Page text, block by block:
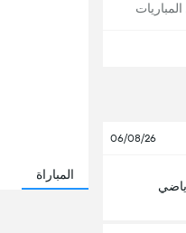
06/08/26
المباراة